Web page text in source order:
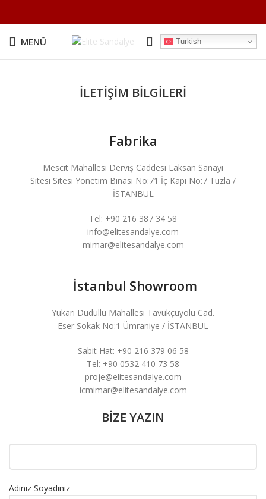
MENÜ Turkish
İLETİŞİM BİLGİLERİ
Fabrika
Mescit Mahallesi Derviş Caddesi Laksan Sanayi
Sitesi Sitesi Yönetim Binası No:71 İç Kapı No:7 Tuzla /
İSTANBUL
Tel: +90 216 387 34 58
info@elitesandalye.com
mimar@elitesandalye.com
​ İstanbul Showroom
Yukarı Dudullu Mahallesi Tavukçuyolu Cad.
Eser Sokak No:1 Ümraniye / İSTANBUL
Sabit Hat: +90 216 379 06 58
Tel: +90 0532 410 73 58
proje@elitesandalye.com
icmimar@elitesandalye.com
BİZE YAZIN
Adınız Soyadınız